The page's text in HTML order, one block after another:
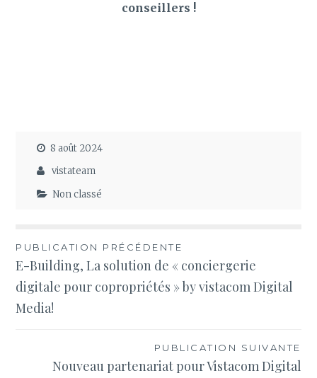
conseillers !
8 août 2024
vistateam
Non classé
Navigation
de
l’article
PUBLICATION PRÉCÉDENTE
E-Building, La solution de « conciergerie
digitale pour copropriétés » by vistacom Digital
Media!
PUBLICATION SUIVANTE
Nouveau partenariat pour Vistacom Digital